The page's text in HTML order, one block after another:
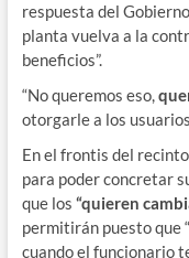
respuesta del
planta vuelva a la
beneficios”.
“No queremos eso,
otorgarle a los
En el frontis del
para poder concretar
que los “quieren
permitirán puesto que
cuando el funcionario